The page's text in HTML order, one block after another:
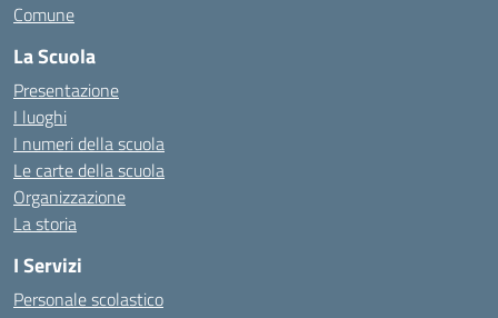
Comune
La Scuola
Presentazione
I luoghi
I numeri della scuola
Le carte della scuola
Organizzazione
La storia
I Servizi
Personale scolastico